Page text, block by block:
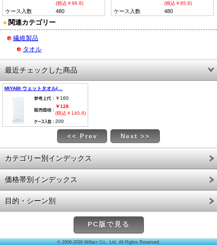
(税込￥96.8)
ケース入数 480
(税込￥85.8)
ケース入数 480
● 関連カテゴリー
繊維製品
タオル
最近チェックした商品
MIYABI ウェットタオル(…
￥160
￥128
(税込￥140.8)
200
<< Prev Next >>
カテゴリー別インデックス
価格帯別インデックス
目的・シーン別
PC版で見る
© 2006-2026 Willact Co., Ltd. All Rights Reserved.